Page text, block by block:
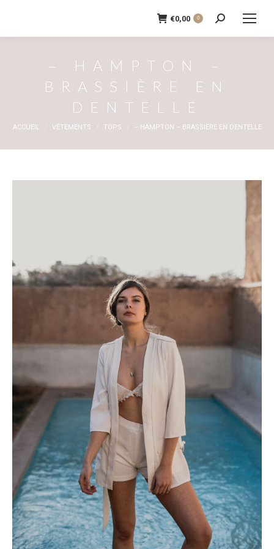
€0,00 0
Recherche
:
– HAMPTON –
BRASSIÈRE EN
DENTELLE
Vous êtes ici :
ACCUEIL VÊTEMENTS TOPS – HAMPTON – BRASSIÈRE EN DENTELLE